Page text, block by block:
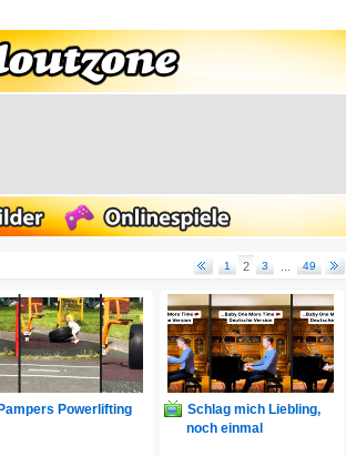
1 2 3 49
Pampers Powerlifting
Schlag mich Liebling,
noch einmal